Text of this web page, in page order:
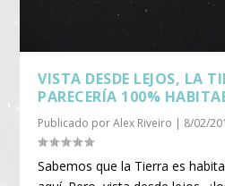
VISTA DESDE LEJOS, LA
PARECERÍA 100%
Publicado porAlex Riveiro | 8/02/
Sabemos que la Tierra es